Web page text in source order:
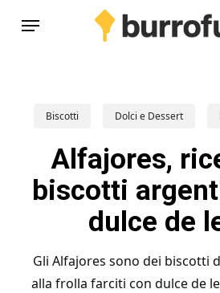
Menu
Biscotti Dolci e Dessert
Alfajores,
biscotti
dulce de
Gli Alfajores sono dei biscotti
alla frolla farciti con dulce de